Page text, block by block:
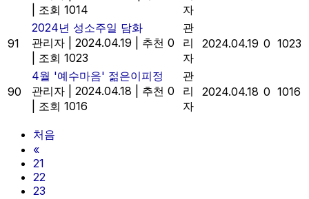
조회 1014
자
91
2024년 성소주일 담화
관리자
2024.04.19
추천 0
조회 1023
관
리
자
2024.04.19 0 1023
90
4월 '예수마음' 젊은이피정
관리자
2024.04.18
추천 0
조회 1016
관
리
자
2024.04.18 0 1016
처음
«
21
22
23